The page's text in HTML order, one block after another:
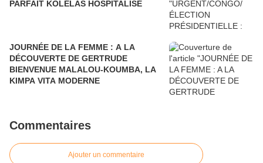
PARFAIT KOLÉLAS HOSPITALISÉ
JOURNÉE DE LA FEMME : A LA
DÉCOUVERTE DE GERTRUDE
BIENVENUE MALALOU-KOUMBA, LA
KIMPA VITA MODERNE
Commentaires
Ajouter un commentaire